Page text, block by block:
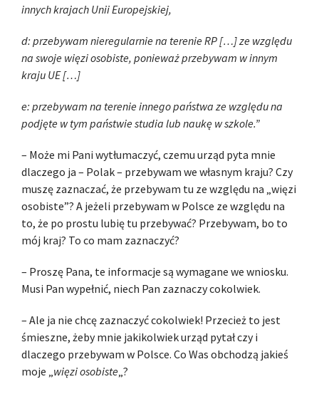
innych krajach Unii Europejskiej,
d: przebywam nieregularnie na terenie RP […] ze względu
na swoje więzi osobiste, ponieważ przebywam w innym
kraju UE […]
e: przebywam na terenie innego państwa ze względu na
podjęte w tym państwie studia lub naukę w szkole.”
– Może mi Pani wytłumaczyć, czemu urząd pyta mnie
dlaczego ja – Polak – przebywam we własnym kraju? Czy
muszę zaznaczać, że przebywam tu ze względu na „więzi
osobiste”? A jeżeli przebywam w Polsce ze względu na
to, że po prostu lubię tu przebywać? Przebywam, bo to
mój kraj? To co mam zaznaczyć?
– Proszę Pana, te informacje są wymagane we wniosku.
Musi Pan wypełnić, niech Pan zaznaczy cokolwiek.
– Ale ja nie chcę zaznaczyć cokolwiek! Przecież to jest
śmieszne, żeby mnie jakikolwiek urząd pytał czy i
dlaczego przebywam w Polsce. Co Was obchodzą jakieś
moje „ więzi osobiste „?